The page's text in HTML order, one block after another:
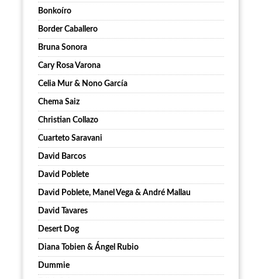
Bonkoíro
Border Caballero
Bruna Sonora
Cary Rosa Varona
Celia Mur & Nono García
Chema Saiz
Christian Collazo
Cuarteto Saravani
David Barcos
David Poblete
David Poblete, Manel Vega & André Mallau
David Tavares
Desert Dog
Diana Tobien & Ángel Rubio
Dummie